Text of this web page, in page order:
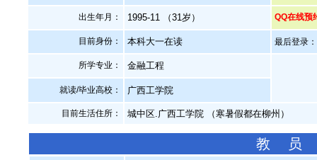
出生年月： 1995-11 （31岁） QQ在线预
目前身份： 本科大一在读 最后登录
所学专业： 金融工程
就读/毕业高校： 广西工学院
目前生活住所： 城中区.广西工学院 （寒暑假都在柳州）
教 员